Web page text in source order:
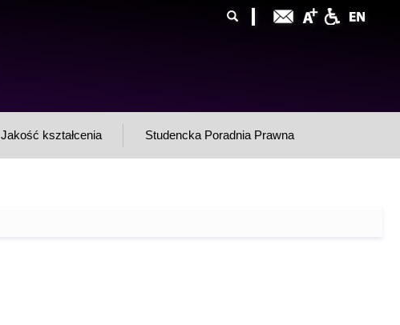
Jakość kształcenia Studencka Poradnia Prawna